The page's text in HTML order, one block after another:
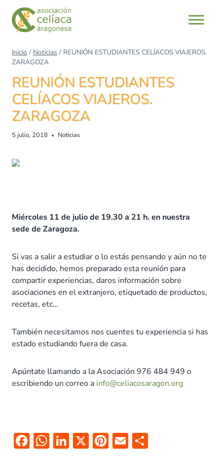
Saltar
contenido
Inicio / Noticias / REUNIÓN ESTUDIANTES CELÍACOS VIAJEROS.
ZARAGOZA
REUNIÓN ESTUDIANTES
CELÍACOS VIAJEROS.
ZARAGOZA
5 julio, 2018 Noticias
Miércoles 11 de julio de 19.30 a 21 h. en nuestra
sede de Zaragoza.
Si vas a salir a estudiar o lo estás pensando y aún no te
has decidido, hemos preparado esta reunión para
compartir experiencias, daros información sobre
asociaciones en el extranjero, etiquetado de productos,
recetas, etc…
También necesitamos nos cuentes tu experiencia si has
estado estudiando fuera de casa.
Apúntate llamando a la Asociación 976 484 949 o
escribiendo un correo a info@celiacosaragon.org
F W Li X Pi E